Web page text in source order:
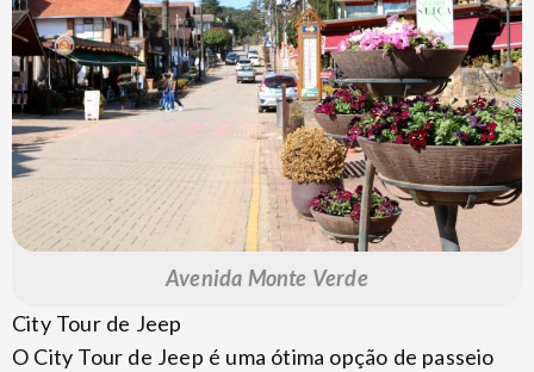
Avenida Monte Verde
City Tour de Jeep
O City Tour de Jeep é uma ótima opção de passeio